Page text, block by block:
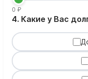
0 ₽
4. Какие у Вас